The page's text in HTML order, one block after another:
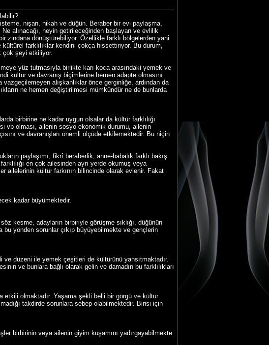
nişan, nikah ve düğün. Beraber bir evi paylaşma,
alınacağı, neyin getirileceğinden başlayan ve evlilik
zindana dönüştürebiliyor. Özellikle farklı bölgelerden yani
farklılıklar kendini çokça hissettiriyor. Bu durum,
çok şeyi etkiliyor.
yüz tutmasıyla birlikte karı-koca arasındaki yemek ve
kültür ve davranış biçimlerine hemen adapte olmasını
alışkanlıklar önce gerginliğe, ardından da
ne hemen değiştirilmesi mümkündür ne de bunlarda
birbirine ne kadar uygun olsalar da kültür farklılığı
vb olması, ailenin sosyo ekonomik durumu, ailenin
ve davranışları önemli ölçüde etkilemektedir. Bu niçin
paylaşımı, fikrî beraberlik, anne-babalık farklı bakış
en çok ailesinden ayrı yerde okumuş veya
ailelerinin kültür farkının bilincinde olarak evlenir. Fakat
kadar büyümektedir.
kesme, adayların birbiriyle görüşme sıklığı, düğünün
bu yönden sorunlar çıkıp büyüyebilmekte ve gençlerin
düzeni ile yemek çeşitleri de kültürünü yansıtmaktadır.
ve bunlara bağlı olarak gelin ve damadın bu farklılıkları
etkili olmaktadır. Yaşama şekli belli bir görgü ve kültür
takdirde sorunlara sebep olabilmektedir. Birisi için
birbirinin veya ailenin giyim kuşamını yadırgayabilmekte